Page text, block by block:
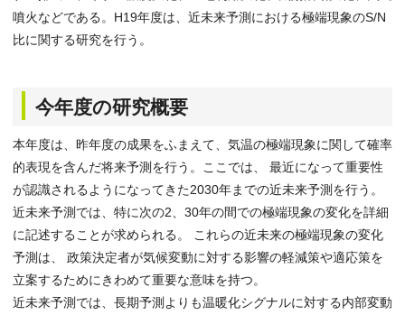
噴火などである。H19年度は、近未来予測における極端現象のS/N
比に関する研究を行う。
今年度の研究概要
本年度は、昨年度の成果をふまえて、気温の極端現象に関して確率
的表現を含んだ将来予測を行う。ここでは、 最近になって重要性
が認識されるようになってきた2030年までの近未来予測を行う。
近未来予測では、特に次の2、30年の間での極端現象の変化を詳細
に記述することが求められる。 これらの近未来の極端現象の変化
予測は、 政策決定者が気候変動に対する影響の軽減策や適応策を
立案するためにきわめて重要な意味を持つ。
近未来予測では、長期予測よりも温暖化シグナルに対する内部変動